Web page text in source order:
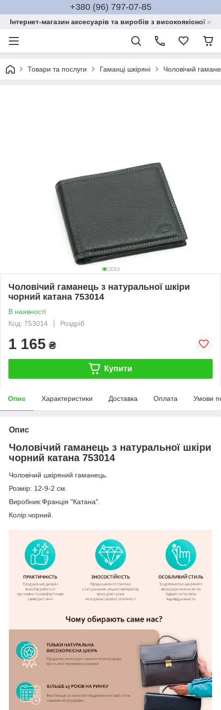
+380 (96) 797-07-85
Інтернет-магазин аксесуарів та виробів з високоякісної
Товари та послуги Гаманці шкіряні Чоловічий
Чоловічий гаманець з натуральної шкіри
чорний катана 753014
В наявності
Код: 753014
Роздріб
1 165 ₴
Купити
Опис Характеристики Доставка Оплата Умови
Опис
Чоловічий гаманець з натуральної шкіри
чорний катана 753014
Чоловічий шкіряний гаманець.
Розмір: 12-9-2 см.
Виробник:Франція "Катана".
Колір:чорний.